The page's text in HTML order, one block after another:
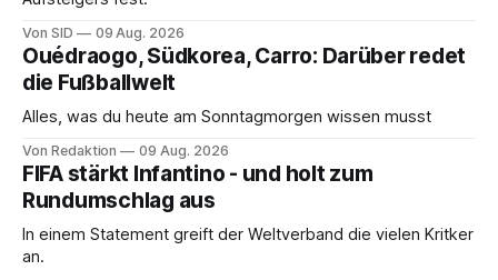
Von SID 09 Aug. 2026
Ouédraogo, Südkorea, Carro: Darüber redet
die Fußballwelt
Alles, was du heute am Sonntagmorgen wissen musst
Von Redaktion 09 Aug. 2026
FIFA stärkt Infantino - und holt zum
Rundumschlag aus
In einem Statement greift der Weltverband die vielen Kritker
an.